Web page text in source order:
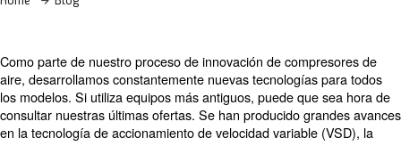
Home Blog